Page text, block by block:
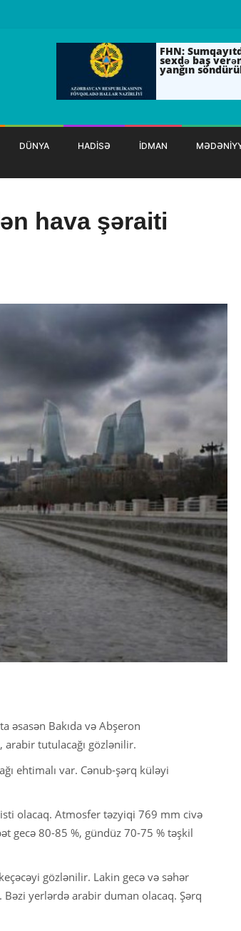
FHN:
sexdə baş
yanğın
DÜNYA HADİSƏ İDMAN
hava şəraiti
Bakıda və Abşeron
arabir tutulacağı gözlənilir.
ehtimalı var. Cənub-şərq küləyi
olacaq. Atmosfer təzyiqi 769 mm civə
gecə 80-85 %, gündüz 70-75 % təşkil
gözlənilir. Lakin gecə və səhər
Bəzi yerlərdə arabir duman olacaq. Şərq